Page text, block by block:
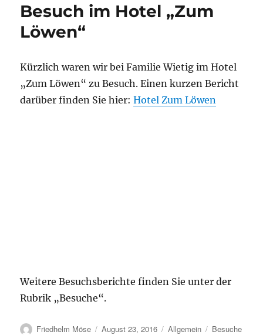
Besuch im Hotel „Zum
Löwen“
Kürzlich waren wir bei Familie Wietig im Hotel
„Zum Löwen“ zu Besuch. Einen kurzen Bericht
darüber finden Sie hier:Hotel Zum Löwen
Weitere Besuchsberichte finden Sie unter der
Rubrik „Besuche“.
Autor
Friedhelm Möse
Veröffentlicht
August 23, 2016 Kategorien
Allgemein Schlagwörter
Besuche